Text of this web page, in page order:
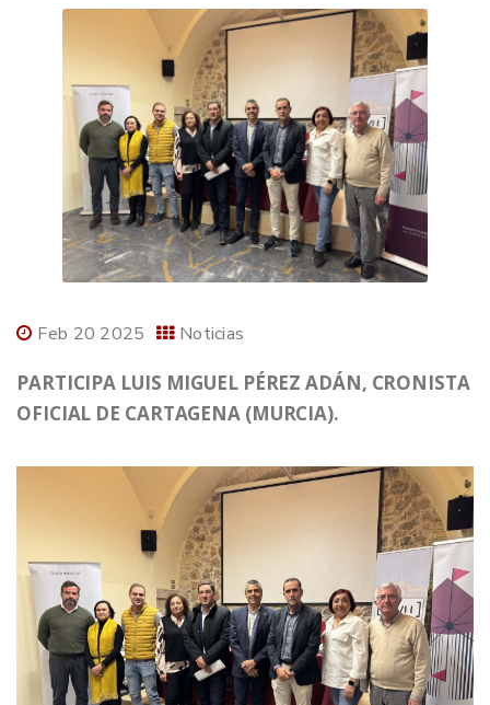
Feb 20 2025 Noticias
PARTICIPA LUIS MIGUEL PÉREZ ADÁN, CRONISTA
OFICIAL DE CARTAGENA (MURCIA).